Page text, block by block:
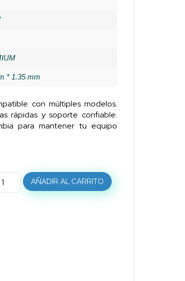
* 1.35 mm
con múltiples modelos.
rápidas y soporte confiable.
para mantener tu equipo
AÑADIR AL CARRITO